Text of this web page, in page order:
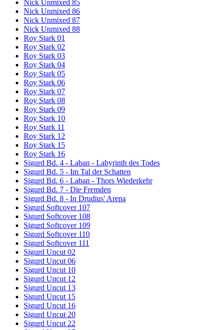
Nick Unmixed 85
Nick Unmixed 86
Nick Unmixed 87
Nick Unmixed 88
Roy Stark 01
Roy Stark 02
Roy Stark 03
Roy Stark 04
Roy Stark 05
Roy Stark 06
Roy Stark 07
Roy Stark 08
Roy Stark 09
Roy Stark 10
Roy Stark 11
Roy Stark 12
Roy Stark 15
Roy Stark 16
Sigurd Bd. 4 - Laban - Labyrinth des Todes
Sigurd Bd. 5 - Im Tal der Schatten
Sigurd Bd. 6 - Laban - Thors Wiederkehr
Sigurd Bd. 7 - Die Fremden
Sigurd Bd. 8 - In Drudius' Arena
Sigurd Softcover 107
Sigurd Softcover 108
Sigurd Softcover 109
Sigurd Softcover 110
Sigurd Softcover 111
Sigurd Uncut 02
Sigurd Uncut 06
Sigurd Uncut 10
Sigurd Uncut 12
Sigurd Uncut 13
Sigurd Uncut 15
Sigurd Uncut 16
Sigurd Uncut 20
Sigurd Uncut 22